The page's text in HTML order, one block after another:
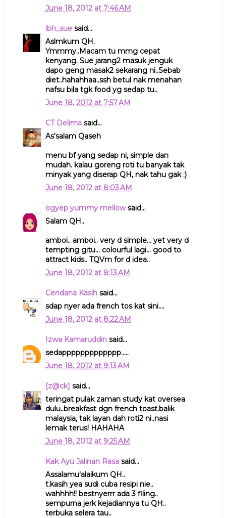
June 18, 2012 at 7:46 AM
ibh_suesaid...
Aslmkum QH.
Ymmmy..Macam tu mmg cepat
kenyang. Sue jarang2 masuk jenguk
dapo geng masak2 sekarang ni..Sebab
diet..hahahhaa..ssh betul nak menahan
nafsu bila tgk food yg sedap tu..
June 18, 2012 at 7:57 AM
CT Delimasaid...
As'salam Qaseh
menu bf yang sedap ni, simple dan
mudah. kalau goreng roti tu banyak tak
minyak yang diserap QH, nak tahu gak :)
June 18, 2012 at 8:03 AM
ogyep yummy mellowsaid...
Salam QH..
amboi.. amboi.. very d simple... yet very d
tempting gitu... colourful lagi... good to
attract kids.. TQVm for d idea..
June 18, 2012 at 8:13 AM
Cendana Kasihsaid...
sdap nyer ada french tos kat sini....
June 18, 2012 at 8:22 AM
Izwa Kamaruddinsaid...
sedappppppppppppp.....
June 18, 2012 at 9:13 AM
[z@ck] said...
teringat pulak zaman study kat oversea
dulu..breakfast dgn french toast.balik
malaysia, tak layan dah roti2 ni..nasi
lemak terus! HAHAHA
June 18, 2012 at 9:25 AM
Kak Ayu Jalinan Rasasaid...
Assalamu'alaikum QH..
t.kasih yea sudi cuba resipi nie..
wahhhh!! bestnyerrr ada 3 filing..
sempurna jerk kejadiannya tu QH..
terbuka selera tau..